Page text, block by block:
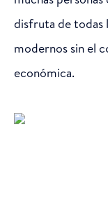
disfruta de todas
modernos sin el
económica.